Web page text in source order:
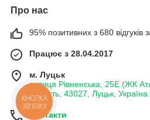
Про нас
95% позитивних з 680 відгуків
Працює з 28.04.2017
м. Луцьк
вулиця Рівненська, 25Е (ЖК
область, 43027, Луцьк, Україна
Контакти
КНОПКА
ЗВ'ЯЗКУ